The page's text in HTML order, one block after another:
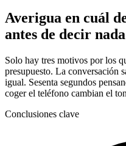
Averigua en cuál
antes de decir nada
Solo hay tres motivos por los
presupuesto. La conversación
igual. Sesenta segundos
coger el teléfono cambian el
Conclusiones clave